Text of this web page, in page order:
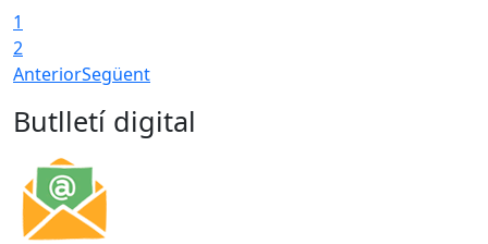
1
2
AnteriorSegüent
Butlletí digital